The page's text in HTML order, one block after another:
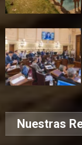
Nuestras